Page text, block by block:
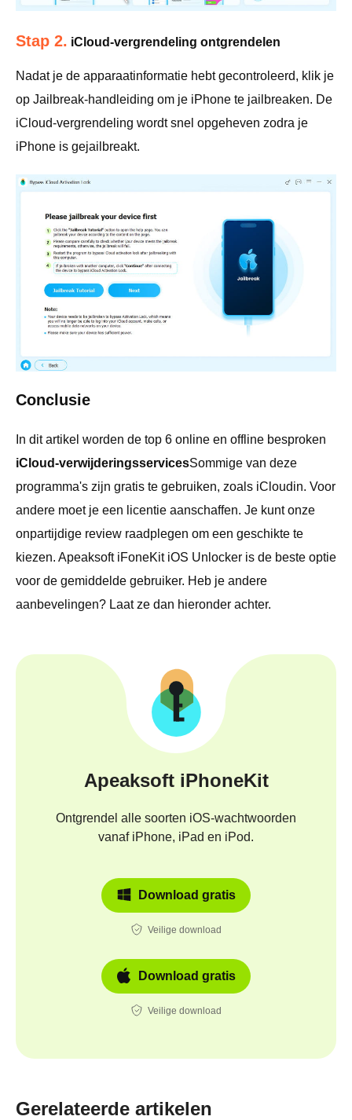
Stap 2. iCloud-vergrendeling ontgrendelen
Nadat je de apparaatinformatie hebt gecontroleerd, klik je
op Jailbreak-handleiding om je iPhone te jailbreaken. De
iCloud-vergrendeling wordt snel opgeheven zodra je
iPhone is gejailbreakt.
Conclusie
In dit artikel worden de top 6 online en offline besproken
iCloud-verwijderingsservicesSommige van deze
programma's zijn gratis te gebruiken, zoals iCloudin. Voor
andere moet je een licentie aanschaffen. Je kunt onze
onpartijdige review raadplegen om een ​​geschikte te
kiezen. Apeaksoft iFoneKit iOS Unlocker is de beste optie
voor de gemiddelde gebruiker. Heb je andere
aanbevelingen? Laat ze dan hieronder achter.
Apeaksoft iPhoneKit
Ontgrendel alle soorten iOS-wachtwoorden
vanaf iPhone, iPad en iPod.
Download gratis
Veilige download
Download gratis
Veilige download
Gerelateerde artikelen